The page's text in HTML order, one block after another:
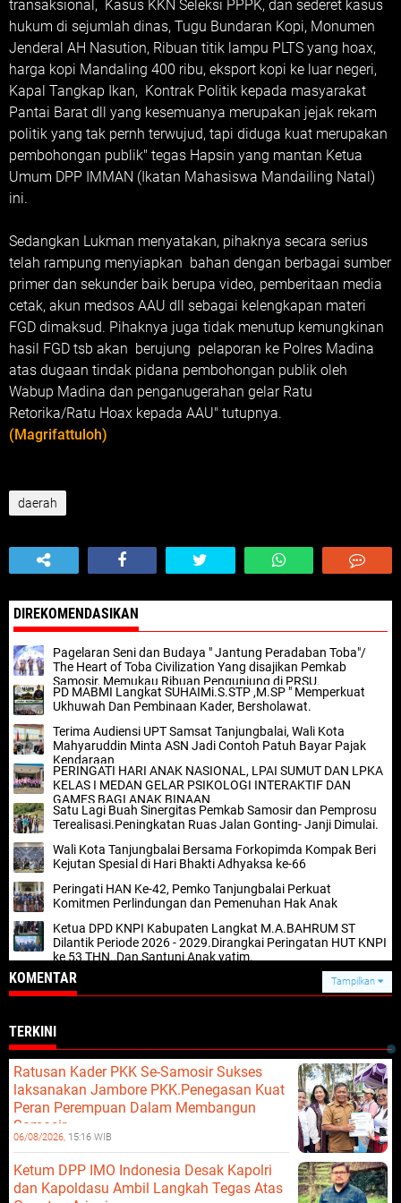
transaksional, Kasus KKN Seleksi PPPK, dan sederet kasus
hukum di sejumlah dinas, Tugu Bundaran Kopi, Monumen
Jenderal AH Nasution, Ribuan titik lampu PLTS yang hoax,
harga kopi Mandaling 400 ribu, eksport kopi ke luar negeri,
Kapal Tangkap Ikan, Kontrak Politik kepada masyarakat
Pantai Barat dll yang kesemuanya merupakan jejak rekam
politik yang tak pernh terwujud, tapi diduga kuat merupakan
pembohongan publik" tegas Hapsin yang mantan Ketua
Umum DPP IMMAN (Ikatan Mahasiswa Mandailing Natal)
ini.
Sedangkan Lukman menyatakan, pihaknya secara serius
telah rampung menyiapkan bahan dengan berbagai sumber
primer dan sekunder baik berupa video, pemberitaan media
cetak, akun medsos AAU dll sebagai kelengkapan materi
FGD dimaksud. Pihaknya juga tidak menutup kemungkinan
hasil FGD tsb akan berujung pelaporan ke Polres Madina
atas dugaan tindak pidana pembohongan publik oleh
Wabup Madina dan penganugerahan gelar Ratu
Retorika/Ratu Hoax kepada AAU" tutupnya.
(Magrifattuloh)
daerah
DIREKOMENDASIKAN
Pagelaran Seni dan Budaya " Jantung Peradaban Toba"/
The Heart of Toba Civilization Yang disajikan Pemkab
Samosir, Memukau Ribuan Pengunjung di PRSU.
PD MABMI Langkat SUHAIMi.S.STP ,M.SP " Memperkuat
Ukhuwah Dan Pembinaan Kader, Bersholawat.
Terima Audiensi UPT Samsat Tanjungbalai, Wali Kota
Mahyaruddin Minta ASN Jadi Contoh Patuh Bayar Pajak
Kendaraan
PERINGATI HARI ANAK NASIONAL, LPAI SUMUT DAN LPKA
KELAS I MEDAN GELAR PSIKOLOGI INTERAKTIF DAN
GAMES BAGI ANAK BINAAN
Satu Lagi Buah Sinergitas Pemkab Samosir dan Pemprosu
Terealisasi.Peningkatan Ruas Jalan Gonting- Janji Dimulai.
Wali Kota Tanjungbalai Bersama Forkopimda Kompak Beri
Kejutan Spesial di Hari Bhakti Adhyaksa ke-66
Peringati HAN Ke-42, Pemko Tanjungbalai Perkuat
Komitmen Perlindungan dan Pemenuhan Hak Anak
Ketua DPD KNPI Kabupaten Langkat M.A.BAHRUM ST
Dilantik Periode 2026 - 2029.Dirangkai Peringatan HUT KNPI
ke 53 THN.,Dan Santuni Anak yatim.
KOMENTAR Tampilkan
TERKINI
Ratusan Kader PKK Se-Samosir Sukses
laksanakan Jambore PKK.Penegasan Kuat
Peran Perempuan Dalam Membangun
Samosir.
06/08/2026, 15:16 WIB
Ketum DPP IMO Indonesia Desak Kapolri
dan Kapoldasu Ambil Langkah Tegas Atas